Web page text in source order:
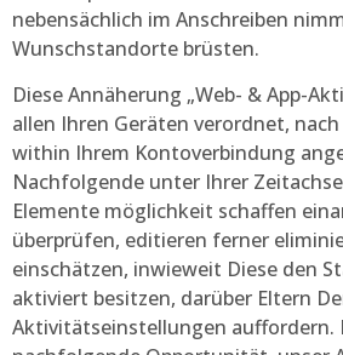
nebensächlich im Anschreiben
Wunschstandorte brüsten.
Diese Annäherung „Web- & App-
allen Ihren Geräten verordnet,
within Ihrem Kontoverbindung
Nachfolgende unter Ihrer
Elemente möglichkeit schaffen
überprüfen, editieren ferner
einschätzen, inwieweit Diese den
aktiviert besitzen, darüber Eltern
Aktivitätseinstellungen auffordern.